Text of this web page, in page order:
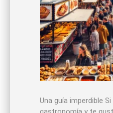
Una guía imperdible